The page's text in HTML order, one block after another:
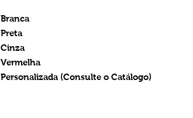
Branca
Preta
Cinza
Vermelha
Personalizada (Consulte o Catálogo)